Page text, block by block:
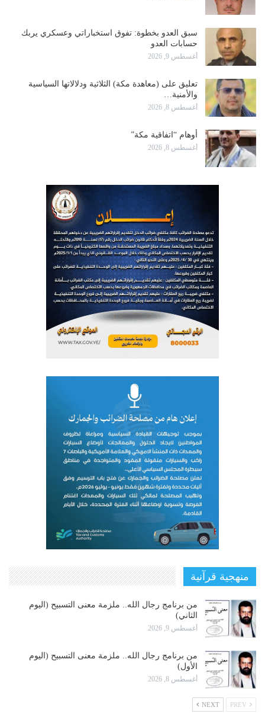
سبق العدو بخطوة: تفوق استخباراتي وعسكري يربك
حسابات العدو
أغسطس 9, 2026
تعليق على (معاهدة مكة) الثلاثية ودلالاتها السياسية
والأمنية…
أغسطس 8, 2026
أوهام “اتفاقية مكة”
أغسطس 8, 2026
منهجية قرآنية
من برنامج رجال الله.. ملزمة معنى التسبيح (اليوم
الثاني)
أغسطس 9, 2026
من برنامج رجال الله.. ملزمة معنى التسبيح (اليوم
الأول)
أغسطس 8, 2026
NEXT